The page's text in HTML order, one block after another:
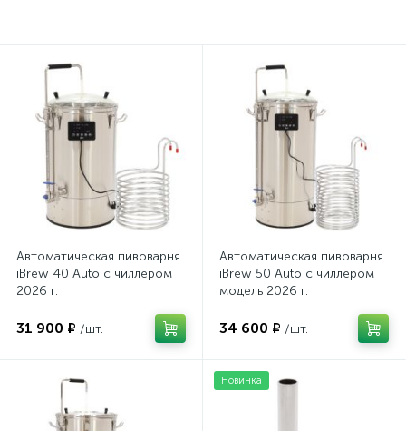
Автоматическая пивоварня
iBrew 40 Auto с чиллером
2026 г.
31 900 ₽ /шт.
Автоматическая пивоварня
iBrew 50 Auto с чиллером
модель 2026 г.
34 600 ₽ /шт.
Новинка